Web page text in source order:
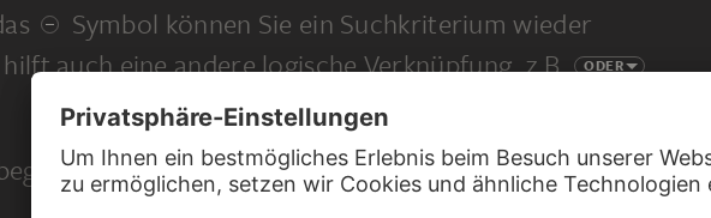
Symbol können Sie ein Suchkriterium wieder
auch eine andere logische Verknüpfung, z.B. ODER
Sie eine ganz neue Suche.